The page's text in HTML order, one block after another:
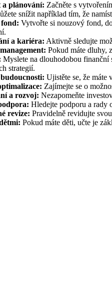
a plánování: Začněte s
snížit například tím, že
Vytvořte si nouzový fond,
a kariéra: Aktivně sledujte
Pokud máte dluhy,
Myslete na dlouhodobou finanční
strategií.
Ujistěte se, že máte
Zajímejte se o
a rozvoj: Nezapomeňte
Hledejte podporu a rady
revize: Pravidelně revidujte
Pokud máte děti, učte je